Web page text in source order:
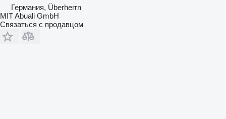
Германия, Überherrn
MIT Abuali GmbH
Связаться с продавцом